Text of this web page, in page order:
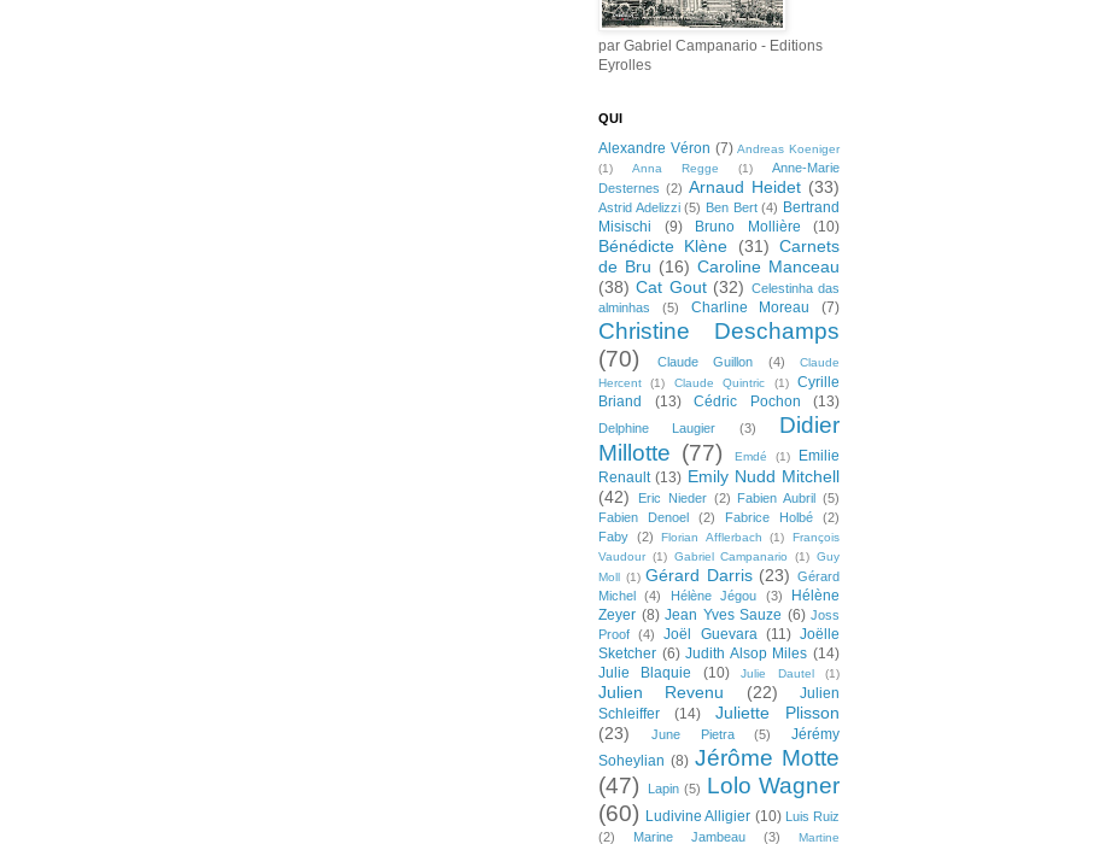
par Gabriel Campanario - Editions
Eyrolles
QUI
Alexandre Véron (7) Andreas Koeniger
(1)
Anna Regge (1)
Anne-Marie
Desternes (2) Arnaud Heidet (33)
Astrid Adelizzi (5) Ben Bert (4) Bertrand
Misischi
(9) Bruno Mollière (10)
Bénédicte Klène (31) Carnets
de Bru (16) Caroline Manceau
(38) Cat Gout (32) Celestinha das
alminhas
(5) Charline Moreau (7)
Christine Deschamps
(70)
Claude Guillon (4)
Claude
Hercent
(1) Claude Quintric (1)
Cyrille
Briand
(13) Cédric Pochon (13)
Delphine Laugier (3)
Didier
Millotte (77) Emdé (1)
Emilie
Renault (13) Emily Nudd Mitchell
(42)
Eric Nieder (2) Fabien Aubril (5)
Fabien Denoel
(2) Fabrice Holbé
(2)
Faby (2) Florian Afflerbach (1)
François
Vaudour (1) Gabriel Campanario (1) Guy
Moll (1) Gérard Darris (23) Gérard
Michel
(4) Hélène Jégou (3)
Hélène
Zeyer (8) Jean Yves Sauze (6) Joss
Proof
(4) Joël Guevara (11) Joëlle
Sketcher (6) Judith Alsop Miles (14)
Julie Blaquie
(10) Julie Dautel (1)
Julien Revenu (22)
Julien
Schleiffer
(14)
Juliette Plisson
(23)
June Pietra (5)
Jérémy
Soheylian (8) Jérôme Motte
(47)
Lapin (5) Lolo Wagner
(60) Ludivine Alligier (10) Luis Ruiz
(2)
Marine Jambeau (3) Martine